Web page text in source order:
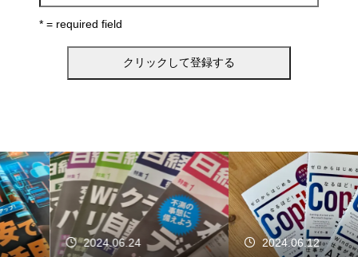
* = required field
2024.06.24 2024.06.12